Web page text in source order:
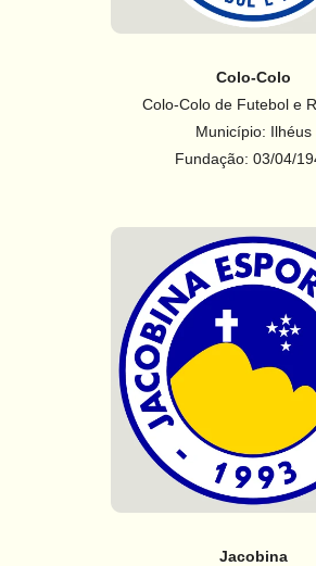
Colo-Colo
Colo-Colo de Futebol e
Município: Ilhéus
Fundação: 03/04/
Jacobina